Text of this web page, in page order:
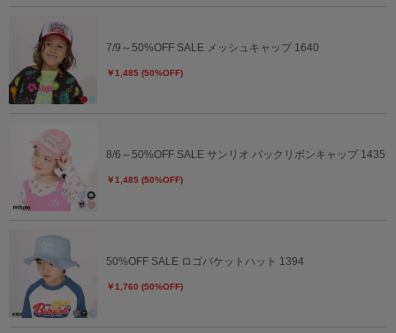
7/9～50%OFF SALE メッシュキャップ 1640
￥1,485 (50%OFF)
8/6～50%OFF SALE サンリオ バックリボンキャップ 1435
￥1,485 (50%OFF)
50%OFF SALE ロゴバケットハット 1394
￥1,760 (50%OFF)